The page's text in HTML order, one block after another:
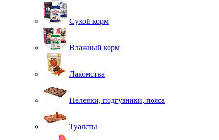
Сухой корм
Влажный корм
Лакомства
Пеленки, подгузники, пояса
Туалеты